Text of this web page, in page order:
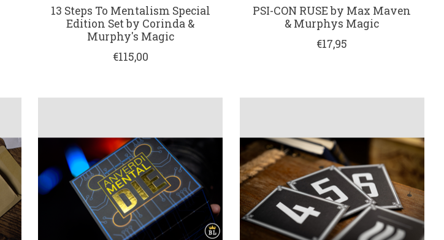
13 Steps To Mentalism Special
Edition Set by Corinda &
Murphy's Magic
€115,00
PSI-CON RUSE by Max Maven
& Murphys Magic
€17,95